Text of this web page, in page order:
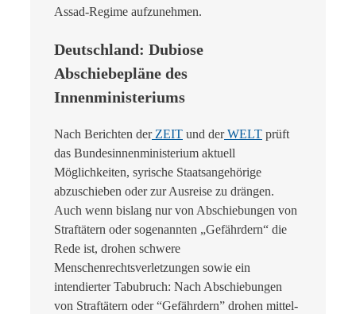
Assad-Regime aufzunehmen.
Deutschland: Dubiose
Abschiebepläne des
Innenministeriums
Nach Berichten derZEIT und derWELT prüft
das Bundesinnenministerium aktuell
Möglichkeiten, syrische Staatsangehörige
abzuschieben oder zur Ausreise zu drängen.
Auch wenn bislang nur von Abschiebungen von
Straftätern oder sogenannten „Gefährdern“ die
Rede ist, drohen schwere
Menschenrechtsverletzungen sowie ein
intendierter Tabubruch: Nach Abschiebungen
von Straftätern oder “Gefährdern” drohen mittel-